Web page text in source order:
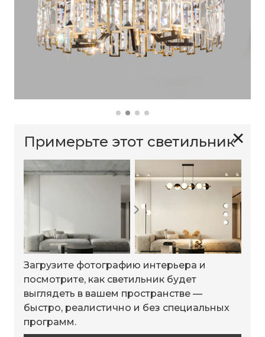
✕
Примерьте этот светильник
Загрузите фотографию интерьера и
посмотрите, как светильник будет
выглядеть в вашем пространстве —
быстро, реалистично и без специальных
программ.